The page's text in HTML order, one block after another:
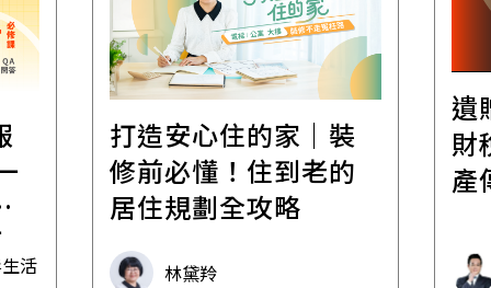
活
打造安心住的家｜裝
修前必懂！住到老的
居住規劃全攻略
林黛羚
遺
財
產